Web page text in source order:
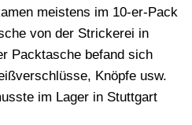
meistens im 10-er-Pack
von der Strickerei in
Packtasche befand sich
Knöpfe usw.
im Lager in Stuttgart